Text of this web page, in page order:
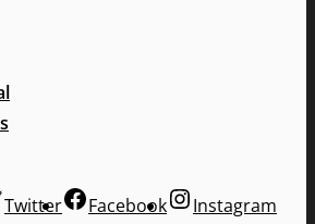
Twitter Facebook
Instagram